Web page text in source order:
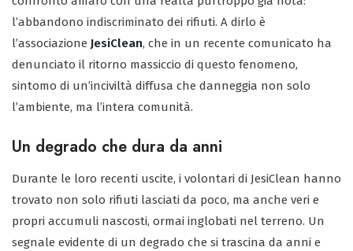
l’abbandono indiscriminato dei rifiuti. A dirlo è
l’associazione JesiClean, che in un recente comunicato ha
denunciato il ritorno massiccio di questo fenomeno,
sintomo di un’inciviltà diffusa che danneggia non solo
l’ambiente, ma l’intera comunità.
Un degrado che dura da anni
Durante le loro recenti uscite, i volontari di JesiClean hanno
trovato non solo rifiuti lasciati da poco, ma anche veri e
propri accumuli nascosti, ormai inglobati nel terreno. Un
segnale evidente di un degrado che si trascina da anni e